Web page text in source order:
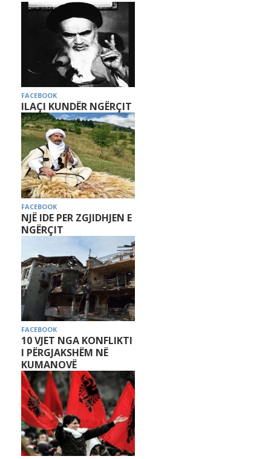
FACEBOOK
ILAÇI KUNDËR NGËRÇIT
FACEBOOK
NJË IDE PER ZGJIDHJEN E
NGËRÇIT
FACEBOOK
10 VJET NGA KONFLIKTI
I PËRGJAKSHËM NË
KUMANOVË